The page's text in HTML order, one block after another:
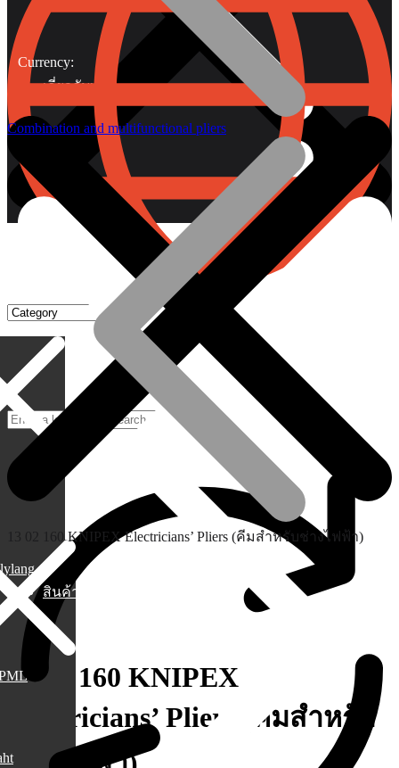
เกี่ยวกับเรา
สินค้า
Gripping Pliers
Currency:
Combination and multifunctional pliers
13 02 160 KNIPEX Electricians’ Pliers (คีมสำหรับช่างไฟฟ้า)
13 02 160 KNIPEX
Electricians’ Pliers (คีมสำหรับ